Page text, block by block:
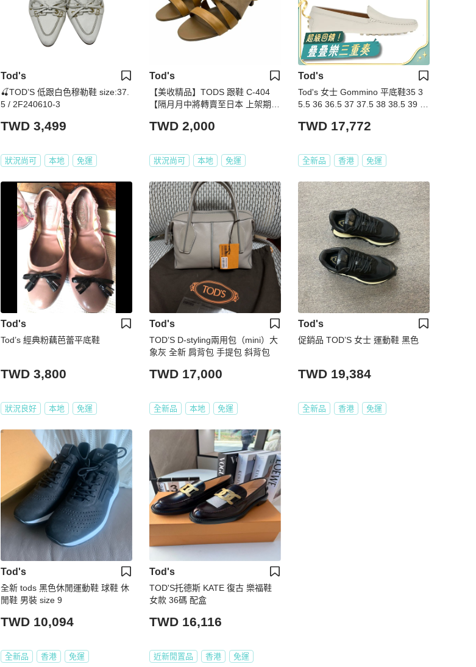
Tod's
🍒TOD’S 低跟白色穆勒鞋 size:37.
5 / 2F240610-3
TWD 3,499
狀況尚可 本地 免運
Tod's
【美收精品】TODS 跟鞋 C-404
【隔月月中將轉賣至日本 上架期限
TWD 2,000
狀況尚可 本地 免運
Tod's
Tod's 女士 Gommino 平底鞋35 3
5.5 36 36.5 37 37.5 38 38.5 39 3
TWD 17,772
全新品 香港 免運
Tod's
Tod’s 經典粉藕芭蕾平底鞋
TWD 3,800
狀況良好 本地 免運
Tod's
TOD’S D-styling兩用包（mini）大
象灰 全新 肩背包 手提包 斜背包
TWD 17,000
全新品 本地 免運
Tod's
促銷品 TOD’S 女士 運動鞋 黑色
TWD 19,384
全新品 香港 免運
Tod's
全新 tods 黑色休閒運動鞋 球鞋 休
閒鞋 男裝 size 9
TWD 10,094
全新品 香港 免運
Tod's
TOD'S托德斯 KATE 復古 樂福鞋
女款 36碼 配盒
TWD 16,116
近新閒置品 香港 免運